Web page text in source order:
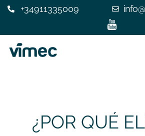
+34911335009
¿POR QUÉ